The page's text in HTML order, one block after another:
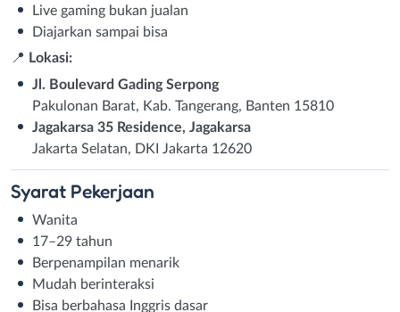
Live gaming bukan jualan
Diajarkan sampai bisa
📍 Lokasi:
Jl. Boulevard Gading Serpong
Pakulonan Barat, Kab. Tangerang, Banten 15810
Jagakarsa 35 Residence, Jagakarsa
Jakarta Selatan, DKI Jakarta 12620
Syarat Pekerjaan
Wanita
17–29 tahun
Berpenampilan menarik
Mudah berinteraksi
Bisa berbahasa Inggris dasar